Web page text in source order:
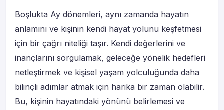
Boşlukta Ay dönemleri, aynı zamanda hayatın
anlamını ve kişinin kendi hayat yolunu keşfetmesi
için bir çağrı niteliği taşır. Kendi değerlerini ve
inançlarını sorgulamak, geleceğe yönelik hedefleri
netleştirmek ve kişisel yaşam yolculuğunda daha
bilinçli adımlar atmak için harika bir zaman olabilir.
Bu, kişinin hayatındaki yönünü belirlemesi ve